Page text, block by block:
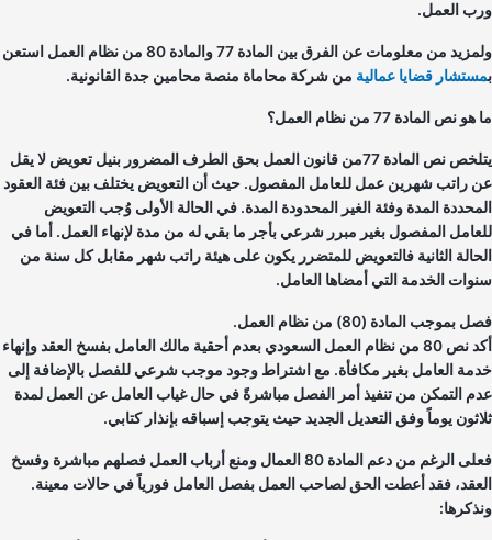
العمل.
ولمزيد من معلومات عن الفرق بين المادة 77 والمادة 80 من نظام العمل استعن
قضايا عماليةمن شركة محاماة منصة محامين جدة القانونية.
نص المادة 77 من نظام العمل؟
يتلخص نص المادة 77من قانون العمل بحق الطرف المضرور بنيل تعويض لا يقل
راتب شهرين عمل للعامل المفصول. حيث أن التعويض يختلف بين فئة العقود
المدة وفئة الغير المحدودة المدة. في الحالة الأولى وُجب التعويض
المفصول بغير مبرر شرعي بأجر ما بقي له من مدة لإنهاء العمل. أما في
الثانية فالتعويض للمتضرر يكون على هيئة راتب شهر مقابل كل سنة من
الخدمة التي أمضاها العامل.
المادة (80) من نظام العمل.
أكد نص 80 من نظام العمل السعودي بعدم أحقية مالك العامل بفسخ العقد وإنهاء
العامل بغير مكافأة. مع اشتراط وجود موجب شرعي للفصل بالإضافة إلى
التمكن من تنفيذ أمر الفصل مباشرةً في حال غياب العامل عن العمل لمدة
يوماً وفق التعديل الجديد حيث يتوجب إسباقه بإنذار كتابي.
فعلى الرغم من دعم المادة 80 العمال ومنع أرباب العمل فصلهم مباشرة وفسخ
فقد أعطت الحق لصاحب العمل بفصل العامل فورياً في حالات معينة.